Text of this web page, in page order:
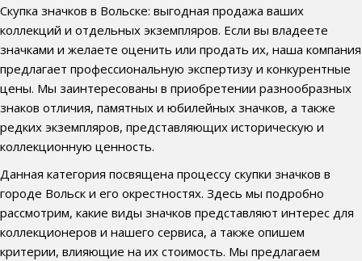
Скупка значков в Вольске: выгодная продажа ваших
коллекций и отдельных экземпляров. Если вы владеете
значками и желаете оценить или продать их, наша компания
предлагает профессиональную экспертизу и конкурентные
цены. Мы заинтересованы в приобретении разнообразных
знаков отличия, памятных и юбилейных значков, а также
редких экземпляров, представляющих историческую и
коллекционную ценность.
Данная категория посвящена процессу скупки значков в
городе Вольск и его окрестностях. Здесь мы подробно
рассмотрим, какие виды значков представляют интерес для
коллекционеров и нашего сервиса, а также опишем
критерии, влияющие на их стоимость. Мы предлагаем